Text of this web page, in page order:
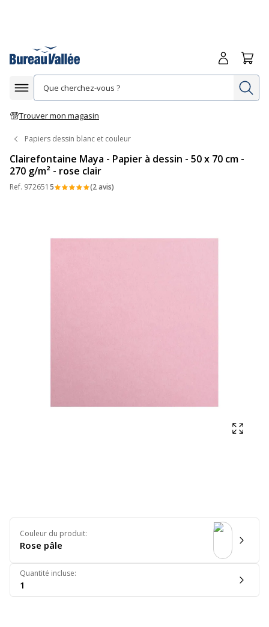
Afficher la navigation
Trouver mon magasin
Me
Papiers dessin blanc et couleur
Clairefontaine Maya - Papier à dessin - 50 x 70 cm -
270 g/m² - rose clair
Ref. 972651 5 (2 avis)
Couleur du produit:
Rose pâle
Quantité incluse:
1